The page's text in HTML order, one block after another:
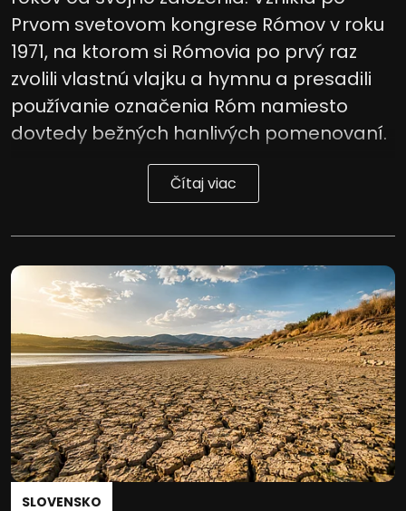
Prvom svetovom kongrese Rómov v roku
1971, na ktorom si Rómovia po prvý raz
zvolili vlastnú vlajku a hymnu a presadili
používanie označenia Róm namiesto
dovtedy bežných hanlivých pomenovaní.
Čítaj viac
SLOVENSKO